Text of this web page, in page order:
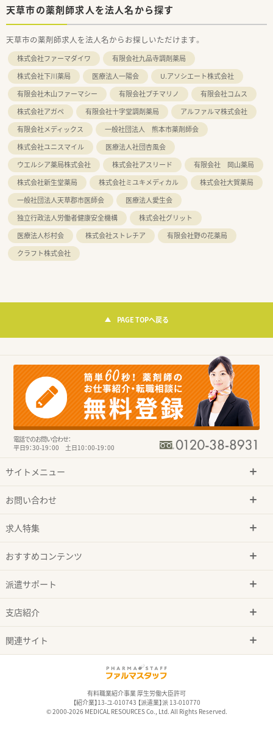
天草市の薬剤師求人を法人名から探す
天草市の薬剤師求人を法人名からお探しいただけます。
株式会社ファーマダイワ
有限会社九品寺調剤薬局
株式会社下川薬局
医療法人一陽会
U.アソシエート株式会社
有限会社木山ファーマシー
有限会社プチマリノ
有限会社コムス
株式会社アガペ
有限会社十字堂調剤薬局
アルファルマ株式会社
有限会社メディックス
一般社団法人 熊本市薬剤師会
株式会社ユニスマイル
医療法人社団杏風会
ウエルシア薬局株式会社
株式会社アスリード
有限会社 岡山薬局
株式会社新生堂薬局
株式会社ミユキメディカル
株式会社大賀薬局
一般社団法人天草郡市医師会
医療法人愛生会
独立行政法人労働者健康安全機構
株式会社グリット
医療法人杉村会
株式会社ストレチア
有限会社野の花薬局
クラフト株式会社
PAGE TOPへ戻る
電話でのお問い合わせ：
平日9：30-19：00 土日10：00-19：00
サイトメニュー
お問い合わせ
求人特集
おすすめコンテンツ
派遣サポート
支店紹介
関連サイト
有料職業紹介事業 厚生労働大臣許可
【紹介業】13-ユ-010743 【派遣業】派 13-010770
© 2000-2026 MEDICAL RESOURCES Co., Ltd. All Rights Reserved.